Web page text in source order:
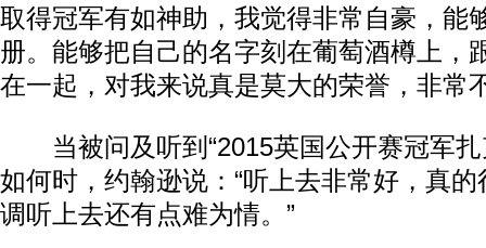
取得冠军有如神助，我觉得非常自豪，能
册。能够把自己的名字刻在葡萄酒樽上，
在一起，对我来说真是莫大的荣誉，非常
当被问及听到“2015英国公开赛冠军扎
如何时，约翰逊说：“听上去非常好，真
调听上去还有点难为情。”
动物系恋人啊 | 钟欣潼体验爱情哲学 南